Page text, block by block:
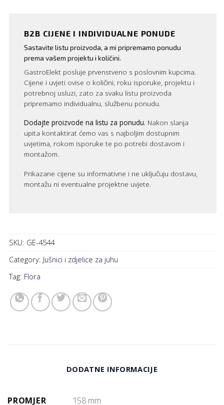
B2B CIJENE I INDIVIDUALNE PONUDE
Sastavite listu proizvoda, a mi pripremamo ponudu
prema vašem projektu i količini.
GastroElekt posluje prvenstveno s poslovnim kupcima.
Cijene i uvjeti ovise o količini, roku isporuke, projektu i
potrebnoj usluzi, zato za svaku listu proizvoda
pripremamo individualnu, službenu ponudu.
Dodajte proizvode na listu za ponudu. Nakon slanja
upita kontaktirat ćemo vas s najboljim dostupnim
uvjetima, rokom isporuke te po potrebi dostavom i
montažom.
Prikazane cijene su informativne i ne uključuju dostavu,
montažu ni eventualne projektne uvjete.
SKU: GE-4544
Category: Jušnici i zdjelice za juhu
Tag: Flora
DODATNE INFORMACIJE
PROMJER 158 mm